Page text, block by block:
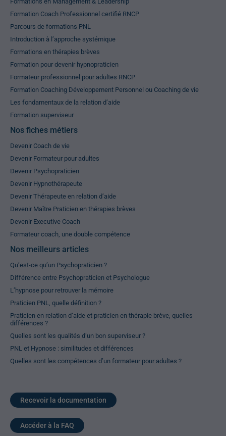
Formation Coach Professionnel certifié RNCP
Parcours de formations PNL
Introduction à l’approche systémique
Formations en thérapies brèves
Formation pour devenir hypnopraticien
Formateur professionnel pour adultes RNCP
Formation Coaching Développement Personnel ou Coaching de vie
Les fondamentaux de la relation d’aide
Formation superviseur
Nos fiches métiers
Devenir Coach de vie
Devenir Formateur pour adultes
Devenir Psychopraticien
Devenir Hypnothérapeute
Devenir Thérapeute en relation d’aide
Devenir Maître Praticien en thérapies brèves
Devenir Executive Coach
Formateur coach, une double compétence
Nos meilleurs articles
Qu’est-ce qu’un Psychopraticien ?
Différence entre Psychopraticien et Psychologue
L’hypnose pour retrouver la mémoire
Praticien PNL, quelle définition ?
Praticien en relation d’aide et praticien en thérapie brève, quelles
différences ?
Quelles sont les qualités d’un bon superviseur ?
PNL et Hypnose : similitudes et différences
Quelles sont les compétences d’un formateur pour adultes ?
Recevoir la documentation
Accéder à la FAQ